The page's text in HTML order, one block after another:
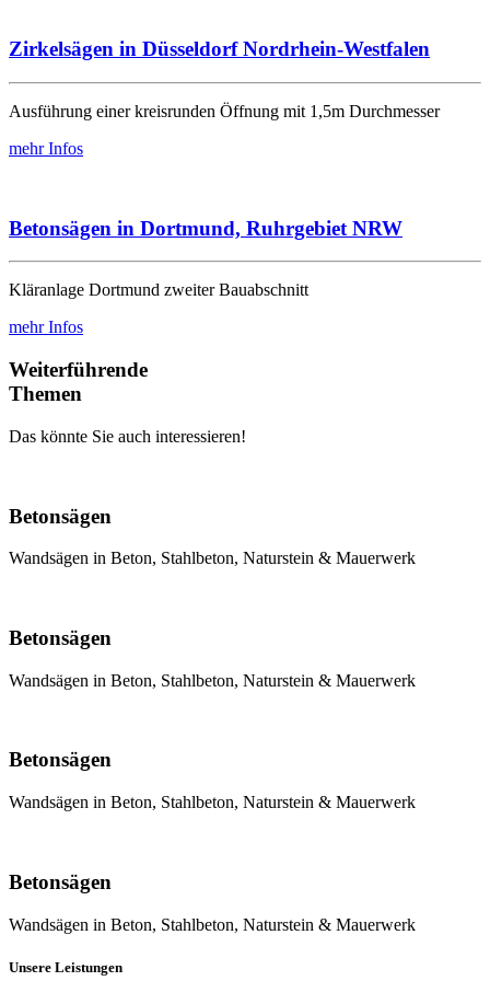
Zirkelsägen in Düsseldorf Nordrhein-Westfalen
Ausführung einer kreisrunden Öffnung mit 1,5m Durchmesser
mehr Infos
Betonsägen in Dortmund, Ruhrgebiet NRW
Kläranlage Dortmund zweiter Bauabschnitt
mehr Infos
Weiterführende
Themen
Das könnte Sie auch interessieren!
Betonsägen
Wandsägen in Beton, Stahlbeton, Naturstein & Mauerwerk
Betonsägen
Wandsägen in Beton, Stahlbeton, Naturstein & Mauerwerk
Betonsägen
Wandsägen in Beton, Stahlbeton, Naturstein & Mauerwerk
Betonsägen
Wandsägen in Beton, Stahlbeton, Naturstein & Mauerwerk
Unsere Leistungen